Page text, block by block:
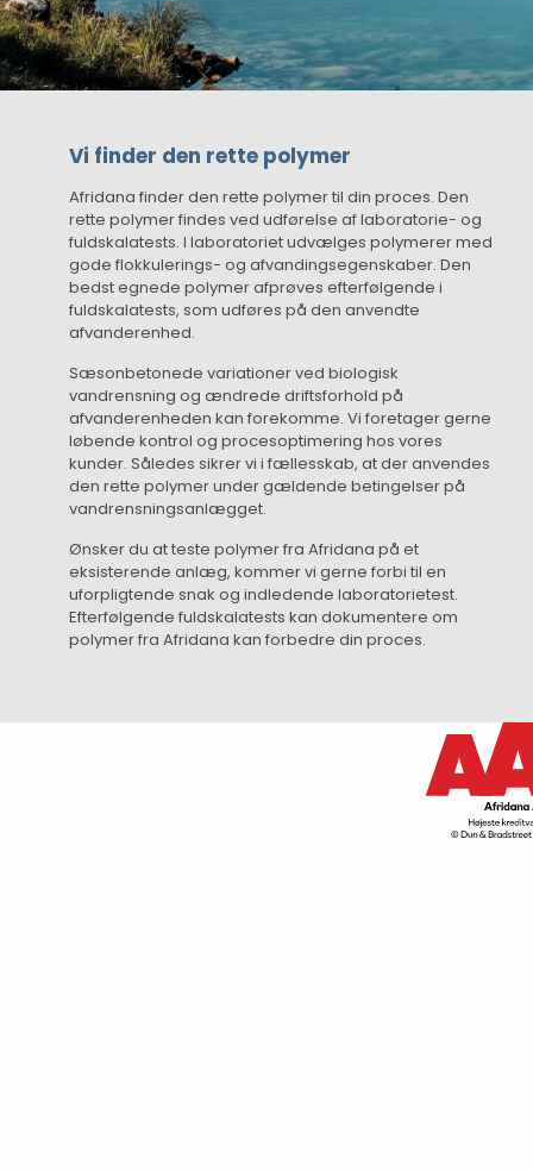
Vi finder den rette polymer
Afridana finder den rette polymer til din proces. Den
rette polymer findes ved udførelse af laboratorie- og
fuldskalatests. I laboratoriet udvælges polymerer med
gode flokkulerings- og afvandingsegenskaber. Den
bedst egnede polymer afprøves efterfølgende i
fuldskalatests, som udføres på den anvendte
afvanderenhed.
Sæsonbetonede variationer ved biologisk
vandrensning og ændrede driftsforhold på
afvanderenheden kan forekomme. Vi foretager gerne
løbende kontrol og procesoptimering hos vores
kunder. Således sikrer vi i fællesskab, at der anvendes
den rette polymer under gældende betingelser på
vandrensningsanlægget.
Ønsker du at teste polymer fra Afridana på et
eksisterende anlæg, kommer vi gerne forbi til en
uforpligtende snak og indledende laboratorietest.
Efterfølgende fuldskalatests kan dokumentere om
polymer fra Afridana kan forbedre din proces.